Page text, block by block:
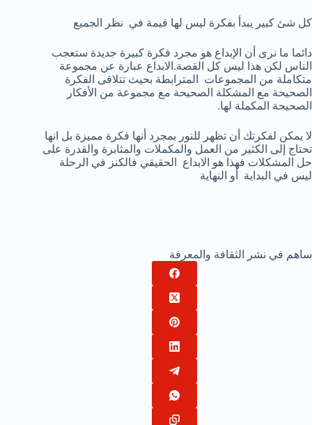
كل شئ كبير يبدأ بفكرة ليس لها قيمة في نظر الجميع
دائما ما نرى أن الإبداع هو مجرد فكرة كبيرة جديدة ستعجب
الناس لكن هذا ليس كل القصة.الابداع عبارة عن مجموعة
متكاملة من المجموعات المترابطة بحيث تتلاقى الفكرة
الصحيحة مع المشكلة الصحيحة مع مجموعة من الأفكار
الصحيحة المكملة لها.
لا يمكن لفكرتك أن تظهر للنور بمجرد أنها فكرة مميزة بل انها
تحتاج إلى الكثير من العمل والمكملات والمثابرة والقدرة على
حل المشكلات فهذا هو الابداع الحقيقي فالكنز في الرحلة
ليس في البداية أو النهاية
ساهم في نشر الثقافة والمعرفة